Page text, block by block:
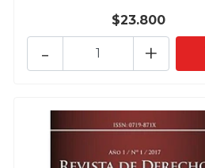
$23.800
+
-